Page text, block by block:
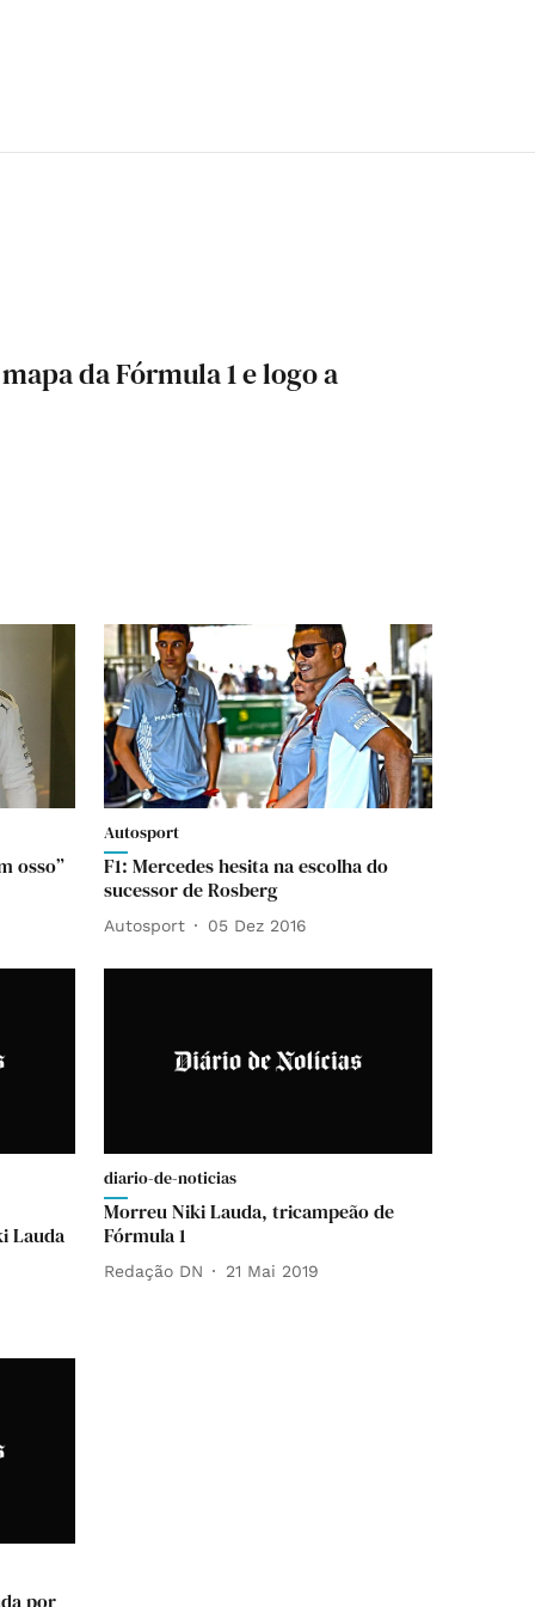
da Fórmula 1 e logo a
osso”
Autosport
F1: Mercedes hesita na escolha do
sucessor de Rosberg
Autosport 05 Dez 2016
Lauda
diario-de-noticias
Morreu Niki Lauda, tricampeão de
Fórmula 1
Redação DN 21 Mai 2019
por